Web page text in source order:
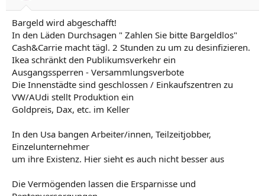
Bargeld wird abgeschafft!
In den Läden Durchsagen " Zahlen Sie bitte Bargeldlos"
Cash&Carrie macht tägl. 2 Stunden zu um zu desinfizieren.
Ikea schränkt den Publikumsverkehr ein
Ausgangssperren - Versammlungsverbote
Die Innenstädte sind geschlossen / Einkaufszentren zu
VW/AUdi stellt Produktion ein
Goldpreis, Dax, etc. im Keller
In den Usa bangen Arbeiter/innen, Teilzeitjobber,
Einzelunternehmer
um ihre Existenz. Hier sieht es auch nicht besser aus
Die Vermögenden lassen die Ersparnisse und